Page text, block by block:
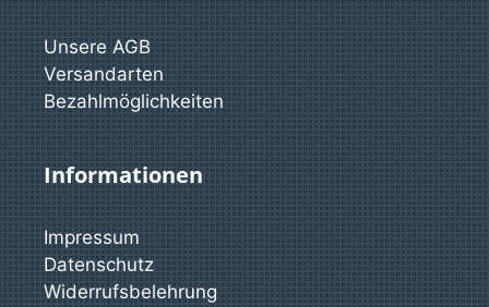
Unsere AGB
Versandarten
Bezahlmöglichkeiten
Informationen
Impressum
Datenschutz
Widerrufsbelehrung